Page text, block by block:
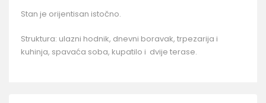
Stan je orijentisan istočno.
Struktura: ulazni hodnik, dnevni boravak, trpezarija i
kuhinja, spavaća soba, kupatilo i dvije terase.